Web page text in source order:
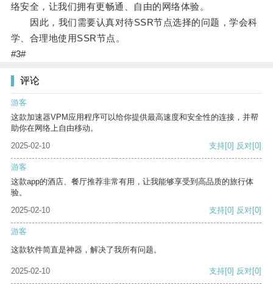
络安全，让我们拥有更畅通、自由的网络体验。
因此，我们需要认真对待SSR节点选择的问题，学会科
学、合理地使用SSR节点。
#3#
评论
游客
这款加速器VPM应用程序可以给你提供最高速度和安全性的连接，并帮
助你在网络上自由移动。
2025-02-10
支持[0] 反对[0]
游客
这款app的酒店、餐厅推荐非常有用，让我能够享受到高品质的旅行体
验。
2025-02-10
支持[0] 反对[0]
游客
这款软件简直是神器，解决了我所有问题。
2025-02-10 支持[0] 反对[0]